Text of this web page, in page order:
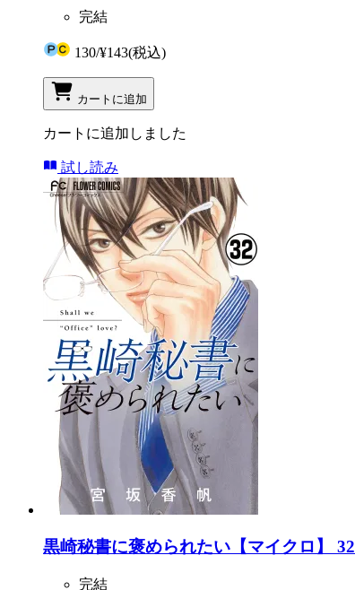
完結
130/¥143(税込)
カートに追加
カートに追加しました
試し読み
黒崎秘書に褒められたい【マイクロ】 32
完結